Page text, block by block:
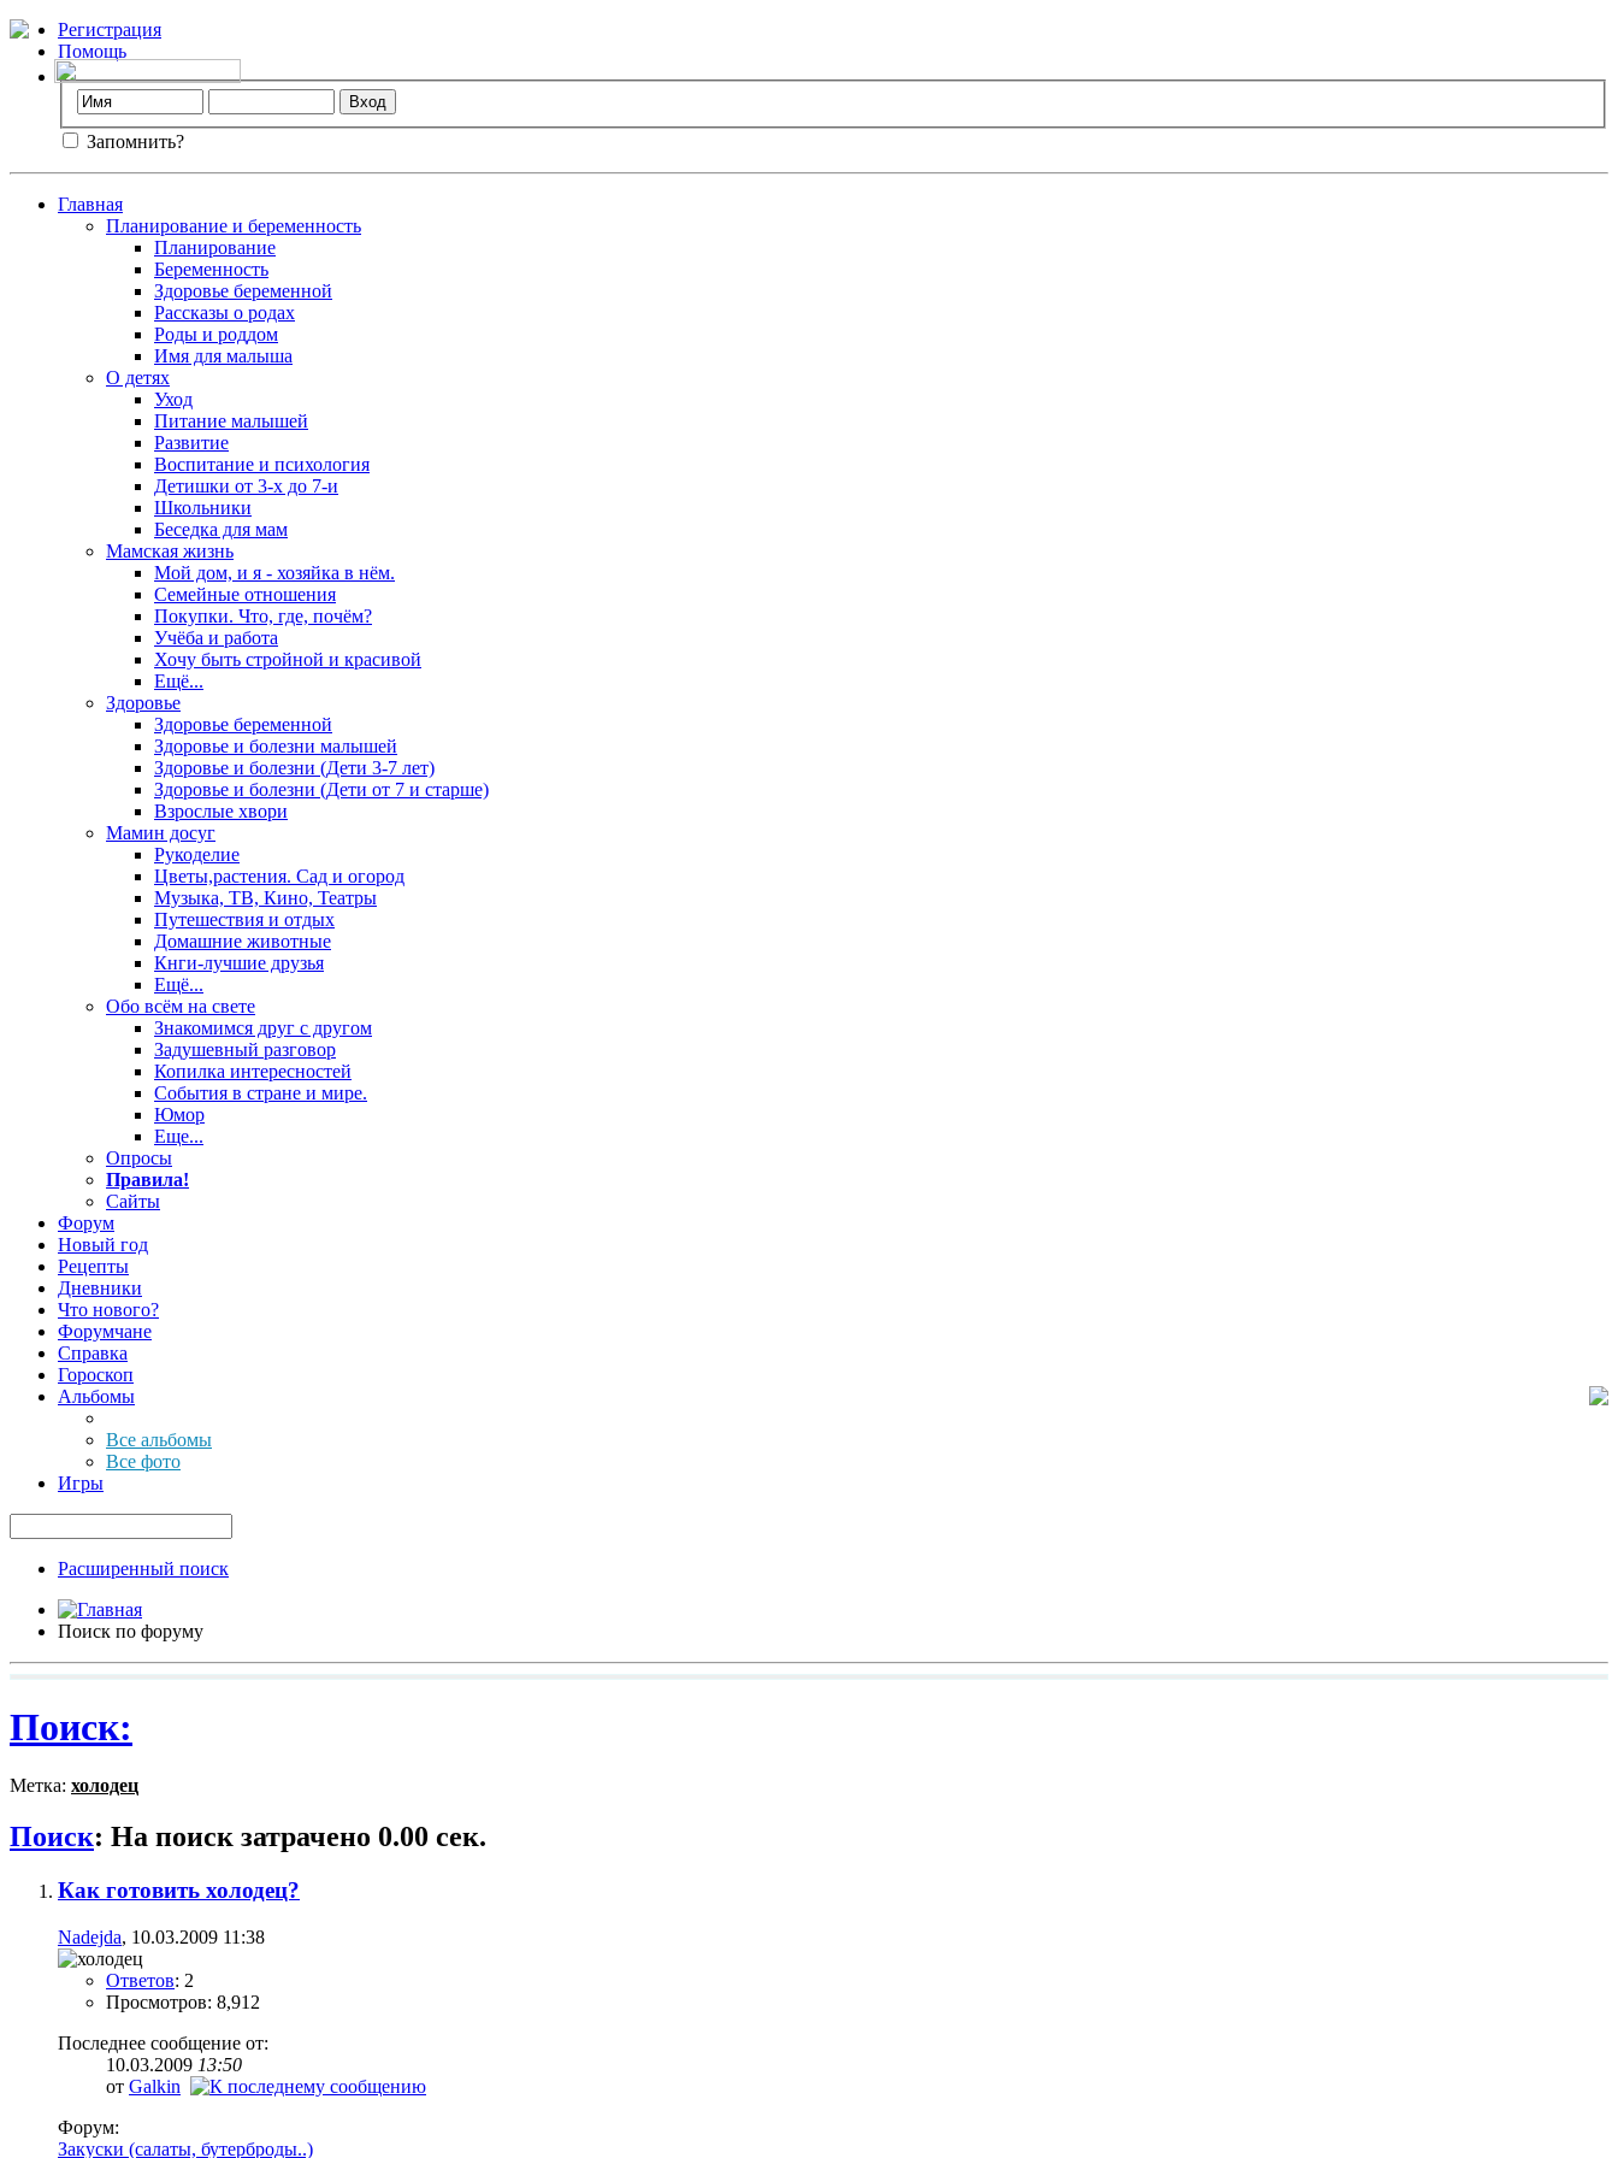
Регистрация
Помощь
Запомнить?
Главная
Планирование и беременность
Планирование
Беременность
Здоровье беременной
Рассказы о родах
Роды и роддом
Имя для малыша
О детях
Уход
Питание малышей
Развитие
Воспитание и психология
Детишки от 3-х до 7-и
Школьники
Беседка для мам
Мамская жизнь
Мой дом, и я - хозяйка в нём.
Семейные отношения
Покупки. Что, где, почём?
Учёба и работа
Хочу быть стройной и красивой
Ещё...
Здоровье
Здоровье беременной
Здоровье и болезни малышей
Здоровье и болезни (Дети 3-7 лет)
Здоровье и болезни (Дети от 7 и старше)
Взрослые хвори
Мамин досуг
Рукоделие
Цветы,растения. Сад и огород
Музыка, ТВ, Кино, Театры
Путешествия и отдых
Домашние животные
Кнги-лучшие друзья
Ещё...
Обо всём на свете
Знакомимся друг с другом
Задушевный разговор
Копилка интересностей
События в стране и мире.
Юмор
Еще...
Опросы
Правила!
Сайты
Форум
Новый год
Рецепты
Дневники
Что нового?
Форумчане
Справка
Гороскоп
Альбомы
Все альбомы
Все фото
Игры
Расширенный поиск
Поиск по форуму
Поиск:
Метка: холодец
Поиск: На поиск затрачено 0.00 сек.
Как готовить холодец?
Nadejda, 10.03.2009 11:38
Ответов: 2
Просмотров: 8,912
Последнее сообщение от:
10.03.2009 13:50
от Galkin
Форум:
Закуски (салаты, бутерброды..)